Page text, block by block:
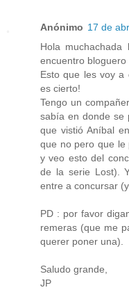
Anónimo 17 de
Hola
encuentro
Esto que les voy
es cierto!
Tengo un
sabía en donde se
que vistió Aníbal
que no pero que le
y veo esto del
de la serie Lost).
entre a concursar
PD : por favor
remeras (que me
querer poner una).
Saludo grande,
JP